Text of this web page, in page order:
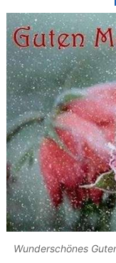
Wunderschönes